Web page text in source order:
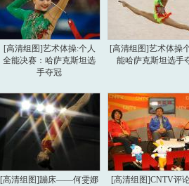
[高清组图]艺术体操:个人
全能决赛：哈萨克斯坦选
手夺冠
[高清组图]艺术体操
能哈萨克斯坦选手
[高清组图]蹦床——何雯娜
[高清组图]CNTV评